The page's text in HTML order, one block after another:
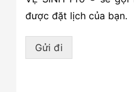
được đặt lịch của bạn.
Gửi đi